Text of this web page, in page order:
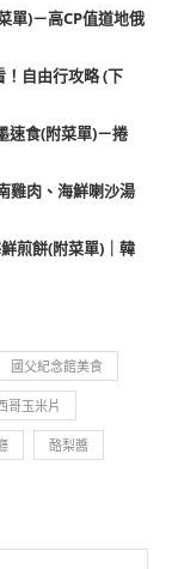
單)－高CP值道地俄
！自由行攻略 (下
速食(附菜單)－捲
雞肉、海鮮喇沙湯
煎餅(附菜單)｜韓
國父紀念館美食
哥玉米片
酪梨醬